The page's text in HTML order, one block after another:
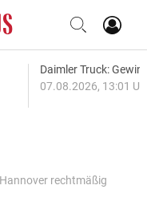
Daimler Truck:
07.08.2026, 13:01
rechtmäßig